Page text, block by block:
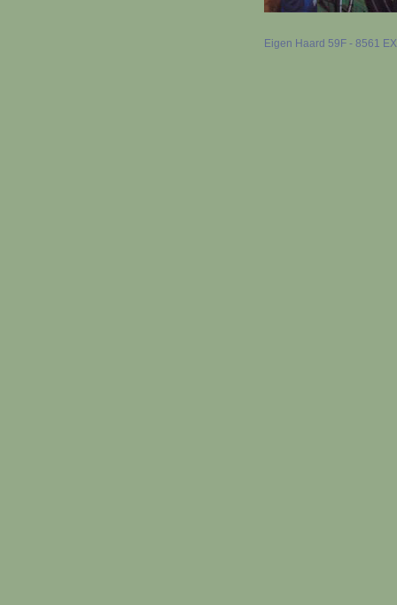
Eigen Haard 59F - 8561